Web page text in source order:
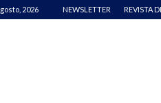
2026 NEWSLETTER REVISTA